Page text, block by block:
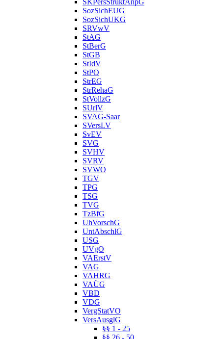
SozSichEUG
SozSichUKG
SRVwV
StAG
StBerG
StGB
StIdV
StPO
StrEG
StrRehaG
StVollzG
SUrlV
SVAG-Saar
SVersLV
SvEV
SVG
SVHV
SVRV
SVWO
TGV
TPG
TSG
TVG
TzBfG
UhVorschG
UntAbschlG
USG
UVgO
VAErstV
VAG
VAHRG
VAÜG
VBD
VDG
VergStatVO
VersAusglG
§§ 1 - 25
§§ 26 - 50